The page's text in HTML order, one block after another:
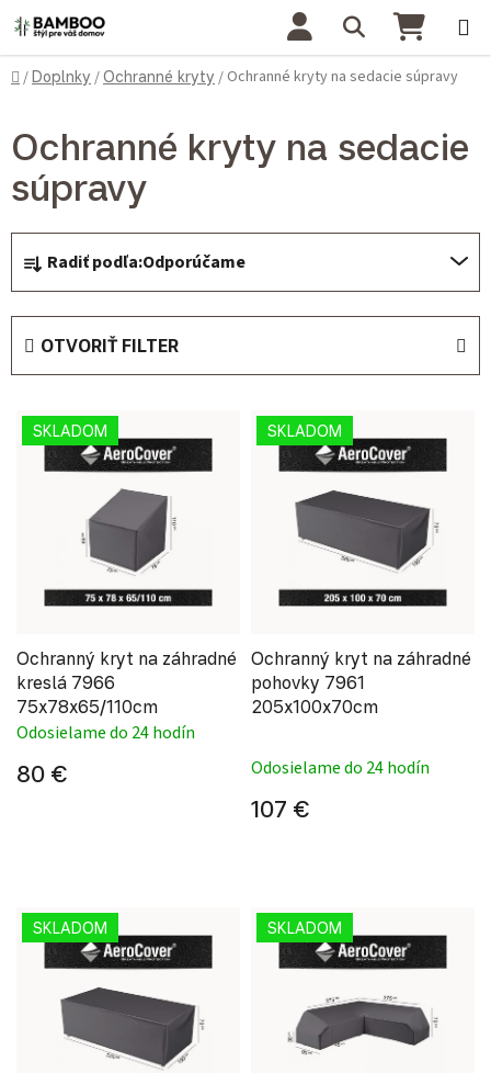
Prejsť na obsah Hľadať
Domov
/Doplnky /Ochranné kryty / Ochranné kryty na sedacie súpravy
Ochranné kryty na sedacie
súpravy
Radiť podľa:Odporúčame
OTVORIŤ FILTER
Výpis produktov
SKLADOM
Ochranný kryt na záhradné
kreslá 7966
75x78x65/110cm
Odosielame do 24 hodín
80 €
SKLADOM
Ochranný kryt na záhradné
pohovky 7961
205x100x70cm
Odosielame do 24 hodín
107 €
SKLADOM SKLADOM